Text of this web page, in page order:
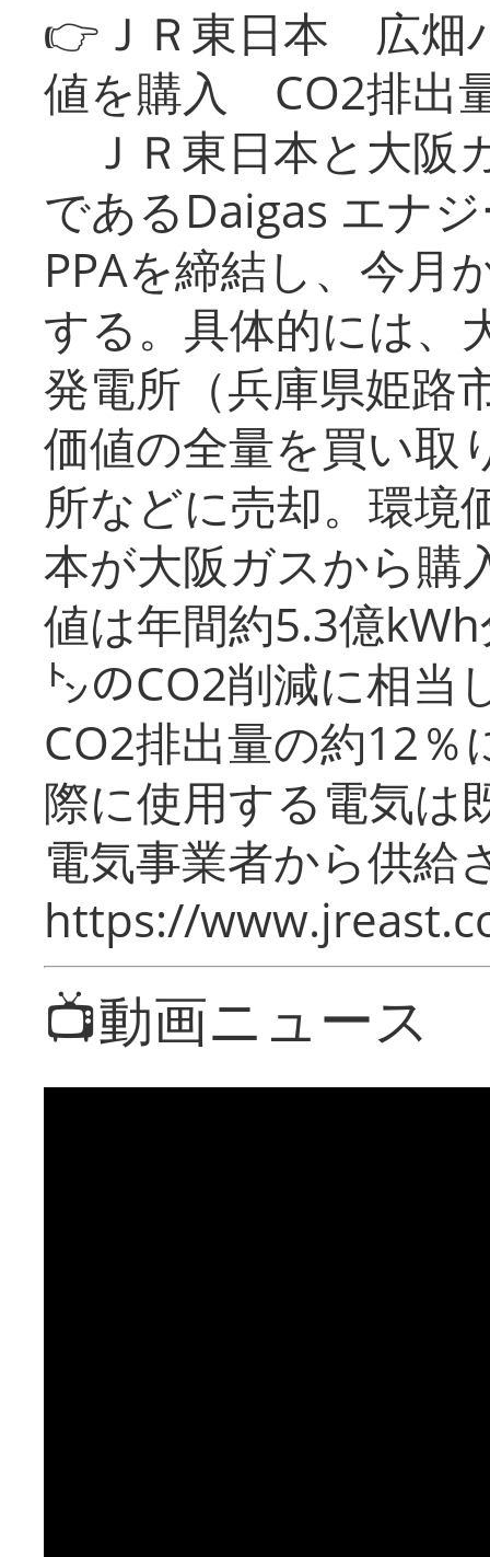
👉ＪＲ東日本 広畑
値を購入 CO2排出
ＪＲ東日本と大阪
であるDaigas エナ
PPAを締結し、今月
する。具体的には、
発電所（兵庫県姫路
価値の全量を買い取
所などに売却。環境
本が大阪ガスから購
値は年間約5.3億
㌧のCO2削減に相当
CO2排出量の約12％
際に使用する電気は
電気事業者から供給
https://
📺動画ニュース